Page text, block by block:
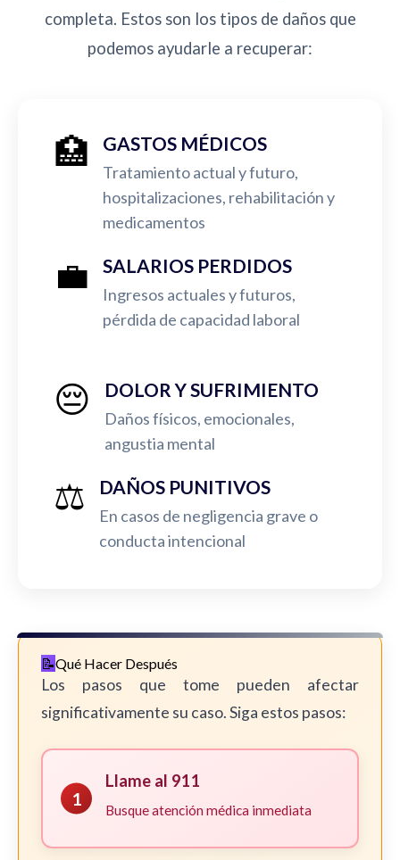
completa. Estos son los tipos de daños que
podemos ayudarle a recuperar:
🏥 GASTOS MÉDICOS
Tratamiento actual y futuro,
hospitalizaciones, rehabilitación y
medicamentos
💼 SALARIOS PERDIDOS
Ingresos actuales y futuros,
pérdida de capacidad laboral
😔 DOLOR Y SUFRIMIENTO
Daños físicos, emocionales,
angustia mental
⚖️ DAÑOS PUNITIVOS
En casos de negligencia grave o
conducta intencional
Qué Hacer Después
Los pasos que tome pueden afectar
significativamente su caso. Siga estos pasos:
1
Llame al 911
Busque atención médica inmediata